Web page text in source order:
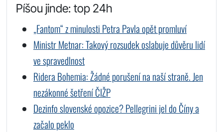
Píšou jinde: top 24h
„Fantom“ z minulosti Petra Pavla opět promluví
Ministr Metnar: Takový rozsudek oslabuje důvěru lidí
ve spravedlnost
Ridera Bohemia: Žádné porušení na naší straně. Jen
nezákonné šetření ČIŽP
Dezinfo slovenské opozice? Pellegrini jel do Číny a
začalo peklo